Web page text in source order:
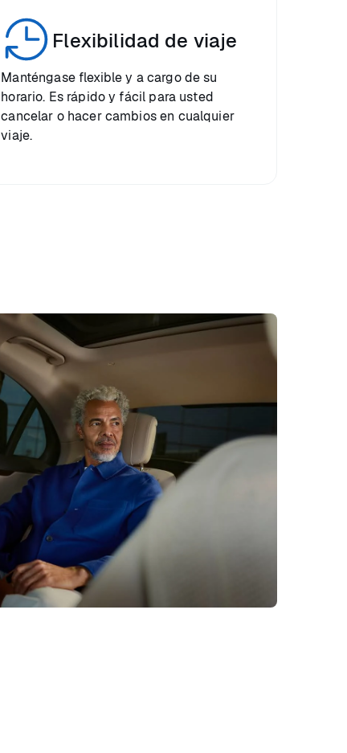
Flexibilidad de viaje
Manténgase flexible y a cargo de su
horario. Es rápido y fácil para usted
cancelar o hacer cambios en cualquier
viaje.